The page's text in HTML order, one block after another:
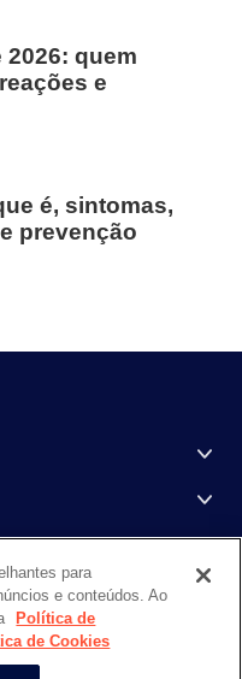
2026: quem
e
é, sintomas,
prevenção
direitos reservados.
para
e conteúdos. Ao
Política de
de Cookies